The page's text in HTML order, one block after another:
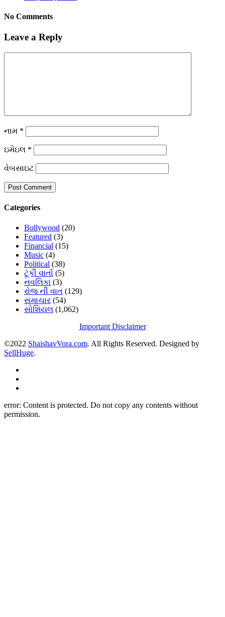
No Comments
Leave a Reply
નામ *
ઇમેઇલ *
વેબસાઇટ
Categories
Bollywood (20)
Featured (3)
Financial (15)
Music (4)
Political (38)
ટૂંકી વાર્તા (5)
નવલિકા (3)
રોજ ની વાત (129)
સમાચાર (54)
સોશિયલ (1,062)
Important Disclaimer
©2022 ShaishavVora.com. All Rights Reserved. Designed by
SellHuge.
error: Content is protected. Do not copy any contents without
permission.